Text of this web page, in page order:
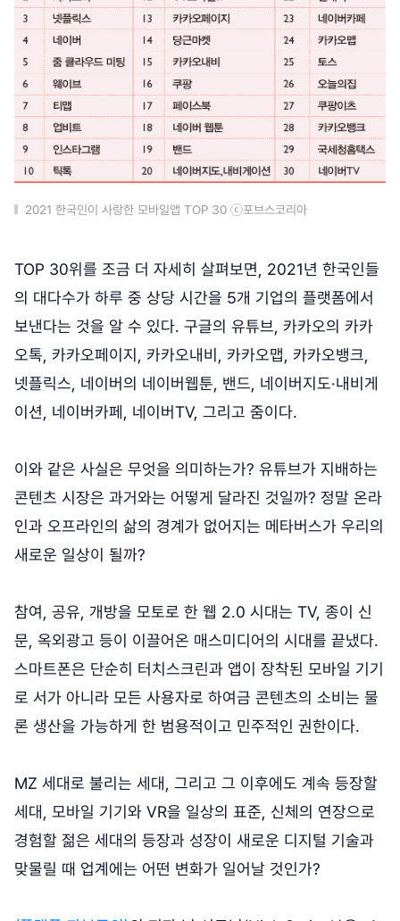
2021 한국인이 사랑한 모바일앱 TOP 30 ⓒ포브스코리아
TOP 30위를 조금 더 자세히 살펴보면, 2021년 한국인들
의 대다수가 하루 중 상당 시간을 5개 기업의 플랫폼에서
보낸다는 것을 알 수 있다. 구글의 유튜브, 카카오의 카카
오톡, 카카오페이지, 카카오내비, 카카오맵, 카카오뱅크,
넷플릭스, 네이버의 네이버웹툰, 밴드, 네이버지도·내비게
이션, 네이버카페, 네이버TV, 그리고 줌이다.
이와 같은 사실은 무엇을 의미하는가? 유튜브가 지배하는
콘텐츠 시장은 과거와는 어떻게 달라진 것일까? 정말 온라
인과 오프라인의 삶의 경계가 없어지는 메타버스가 우리의
새로운 일상이 될까?
참여, 공유, 개방을 모토로 한 웹 2.0 시대는 TV, 종이 신
문, 옥외광고 등이 이끌어온 매스미디어의 시대를 끝냈다.
스마트폰은 단순히 터치스크린과 앱이 장착된 모바일 기기
로 서가 아니라 모든 사용자로 하여금 콘텐츠의 소비는 물
론 생산을 가능하게 한 범용적이고 민주적인 권한이다.
MZ 세대로 불리는 세대, 그리고 그 이후에도 계속 등장할
세대, 모바일 기기와 VR을 일상의 표준, 신체의 연장으로
경험할 젊은 세대의 등장과 성장이 새로운 디지털 기술과
맞물릴 때 업계에는 어떤 변화가 일어날 것인가?